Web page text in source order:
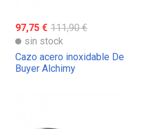
97,75 € 111,90 €
sin stock
Cazo acero inoxidable De
Buyer Alchimy